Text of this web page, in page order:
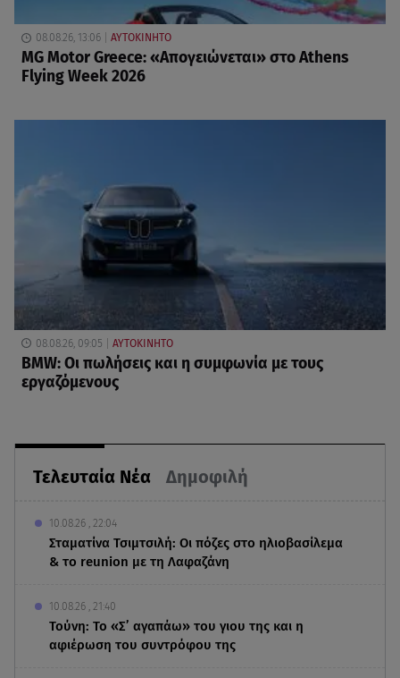
Τελευταία Νέα Δημοφιλή
10.08.26 , 22:04
Σταματίνα Τσιμτσιλή: Οι πόζες στο ηλιοβασίλεμα
& το reunion με τη Λαφαζάνη
10.08.26 , 21:40
Τούνη: Το «Σ’ αγαπάω» του γιου της και η
αφιέρωση του συντρόφου της
08.08.26, 13:06 ΑΥΤΟΚΙΝΗΤΟ
MG Motor Greece: «Απογειώνεται» στο Athens
Flying Week 2026
08.08.26, 09:05 ΑΥΤΟΚΙΝΗΤΟ
BMW: Οι πωλήσεις και η συμφωνία με τους
εργαζόμενους